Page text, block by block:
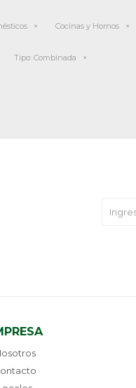
Cocinas y Hornos
Tipo: Combinada